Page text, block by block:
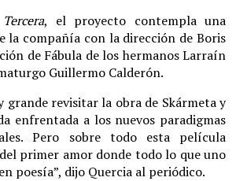
, el proyecto contempla una
la compañía con la dirección de Boris
de Fábula de los hermanos Larraín
Guillermo Calderón.
grande revisitar la obra de Skármeta y
enfrentada a los nuevos paradigmas
Pero sobre todo esta película
primer amor donde todo lo que uno
poesía”, dijo Quercia al periódico.